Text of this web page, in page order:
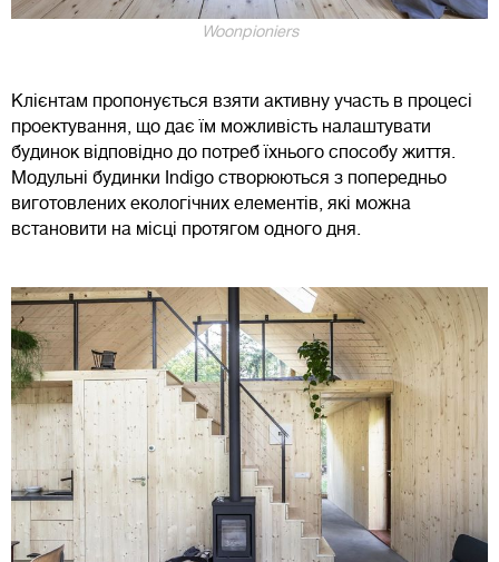
Woonpioniers
Клієнтам пропонується взяти активну участь в процесі
проектування, що дає їм можливість налаштувати
будинок відповідно до потреб їхнього способу життя.
Модульні будинки Indigo створюються з попередньо
виготовлених екологічних елементів, які можна
встановити на місці протягом одного дня.